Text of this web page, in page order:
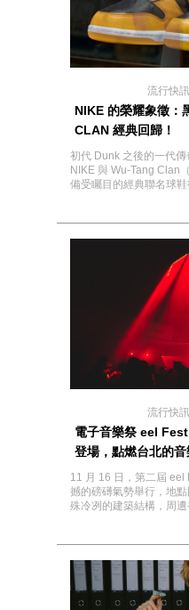
流行快訊
NIKE 的榮耀象徵：
CLAN 經典回歸！
初代 Dunk 之後的一代
NIKE 與 Wu-Tang Clan
備受矚目的經典聯名球
流行快訊
電子音樂祭 eel
登場，點燃台北的音
11 月 16 日，第二屆
撼的磅礡氣勢舉行，地
殊冷冽的建築結構，周